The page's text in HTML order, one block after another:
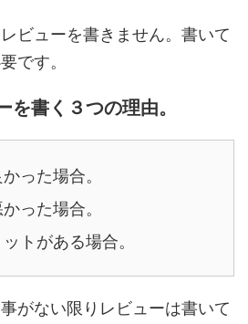
ビューを書きません。書いて
です。
を書く３つの理由。
った場合。
った場合。
トがある場合。
がない限りレビューは書いて